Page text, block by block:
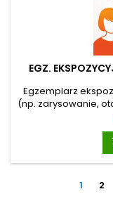
EGZ.
Egzemplarz
(np. zarysowanie,
ale
utknąłeś w
pracy ciągle
skuteczne
profesjonalnym
winnych,
1 2